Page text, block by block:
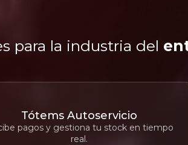
para la industria del
Tótems Autoservicio
pagos y gestiona tu stock en tiempo
real.